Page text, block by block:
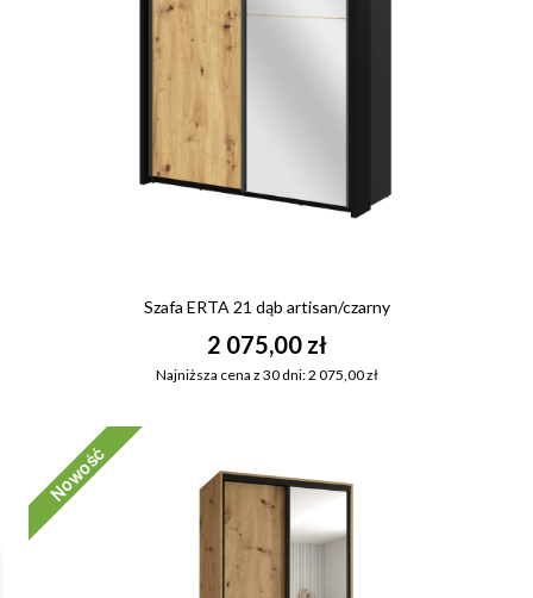
Szafa ERTA 21 dąb artisan/czarny
2 075,00 zł
Najniższa cena z 30 dni: 2 075,00 zł
Nowość